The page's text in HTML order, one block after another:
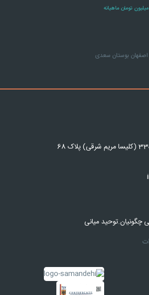
میلیون تومان ماهیانه
اصفهان بوستان سعدی
چگونیان.توحید میانی